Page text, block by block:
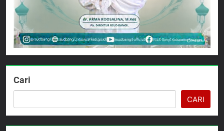
Cari
CARI